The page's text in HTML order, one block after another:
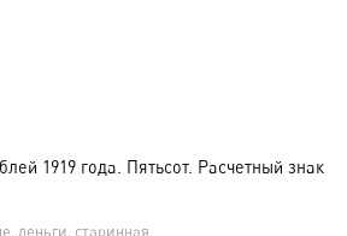
1919 года. Пятьсот. Расчетный знак
деньги, старинная,